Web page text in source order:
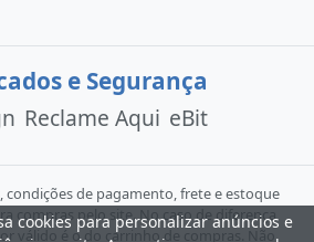
e Segurança
Reclame Aqui eBit
condições de pagamento, frete e estoque
compras pelo site. No caso de diferença
válido é o do carrinho de compras. Não
cookies para personalizar anúncios e